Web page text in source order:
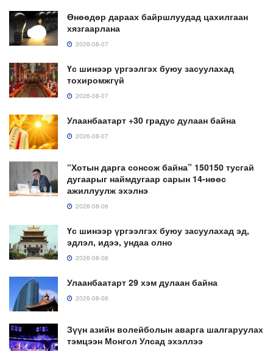
Өнөөдөр дараах байршлуудад цахилгаан
хязгаарлана
2026-08-07
Үс шинээр үргээлгэх буюу засуулахад
тохиромжгүй
2026-08-07
Улаанбаатарт +30 градус дулаан байна
2026-08-07
“Хотын дарга сонсож байна” 150150 тусгай
дугаарыг наймдугаар сарын 14-нөөс
ажиллуулж эхэлнэ
2026-08-06
Үс шинээр үргээлгэх буюу засуулахад эд,
эдлэл, идээ, ундаа олно
2026-08-06
Улаанбаатарт 29 хэм дулаан байна
2026-08-06
Зүүн азийн волейболын аварга шалгаруулах
тэмцээн Монгол Улсад эхэллээ